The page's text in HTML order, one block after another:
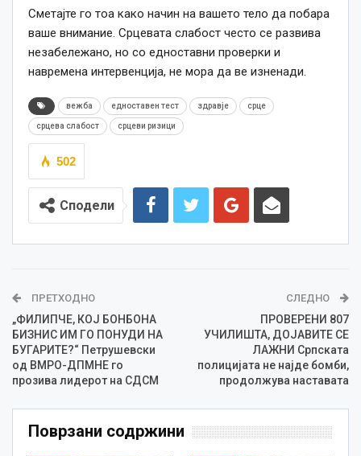
Сметајте го тоа како начин на вашето тело да побара
ваше внимание. Срцевата слабост често се развива
незабележано, но со едноставни проверки и
навремена интервенција, не мора да ве изненади.
вежба едноставен тест здравје срце
срцева слабост срцеви ризици
502
Сподели
ПРЕТХОДНО
„ФИЛИПЧЕ, КОЈ БОНБОНА
БИЗНИС ИМ ГО ПОНУДИ НА
БУГАРИТЕ?“ Петрушевски
од ВМРО-ДПМНЕ го
прозива лидерот на СДСМ
СЛЕДНО
ПРОВЕРЕНИ 807
УЧИЛИШТА, ДОЈАВИТЕ СЕ
ЛАЖНИ Српската
полицијата не најде бомби,
продолжува наставата
Поврзани содржини